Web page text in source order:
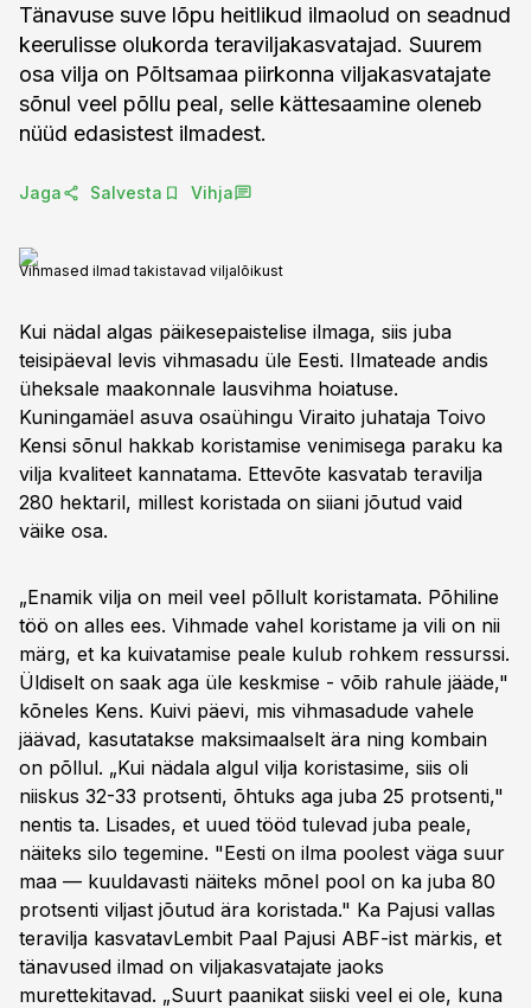
Tänavuse suve lõpu heitlikud ilmaolud on seadnud
keerulisse olukorda teraviljakasvatajad. Suurem
osa vilja on Põltsamaa piirkonna viljakasvatajate
sõnul veel põllu peal, selle kättesaamine oleneb
nüüd edasistest ilmadest.
Jaga Salvesta Vihja
Vihmased ilmad takistavad viljalõikust
Kui nädal algas päikesepaistelise ilmaga, siis juba
teisipäeval levis vihmasadu üle Eesti. Ilmateade andis
üheksale maakonnale lausvihma hoiatuse.
Kuningamäel asuva osaühingu Viraito juhataja Toivo
Kensi sõnul hakkab koristamise venimisega paraku ka
vilja kvaliteet kannatama. Ettevõte kasvatab teravilja
280 hektaril, millest koristada on siiani jõutud vaid
väike osa.
„Enamik vilja on meil veel põllult koristamata. Põhiline
töö on alles ees. Vihmade vahel koristame ja vili on nii
märg, et ka kuivatamise peale kulub rohkem ressurssi.
Üldiselt on saak aga üle keskmise - võib rahule jääde,"
kõneles Kens. Kuivi päevi, mis vihmasadude vahele
jäävad, kasutatakse maksimaalselt ära ning kombain
on põllul. „Kui nädala algul vilja koristasime, siis oli
niiskus 32-33 protsenti, õhtuks aga juba 25 protsenti,"
nentis ta. Lisades, et uued tööd tulevad juba peale,
näiteks silo tegemine. "Eesti on ilma poolest väga suur
maa — kuuldavasti näiteks mõnel pool on ka juba 80
protsenti viljast jõutud ära koristada." Ka Pajusi vallas
teravilja kasvatavLembit Paal Pajusi ABF-ist märkis, et
tänavused ilmad on viljakasvatajate jaoks
murettekitavad. „Suurt paanikat siiski veel ei ole, kuna